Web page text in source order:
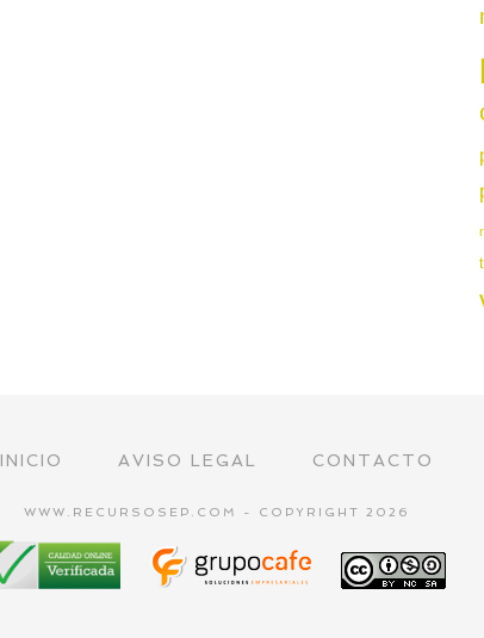
INICIO AVISO LEGAL CONTACTO
WWW.RECURSOSEP.COM - COPYRIGHT 2026